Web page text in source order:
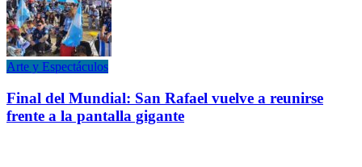
Arte y Espectáculos
Final del Mundial: San Rafael vuelve a reunirse
frente a la pantalla gigante